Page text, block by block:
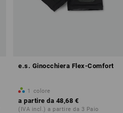
e.s. Ginocchiera Flex-Comfort
1 colore
a partire da 48,68 €
(IVA incl.) a partire da 3 Paio